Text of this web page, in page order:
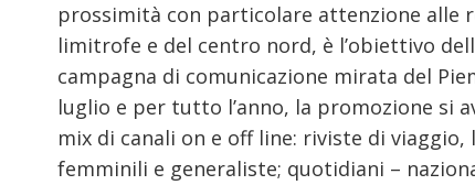
prossimità con particolare attenzione alle
limitrofe e del centro nord, è l’obiettivo
campagna di comunicazione mirata del
luglio e per tutto l’anno, la promozione si
mix di canali on e off line: riviste di
femminili e generaliste; quotidiani –